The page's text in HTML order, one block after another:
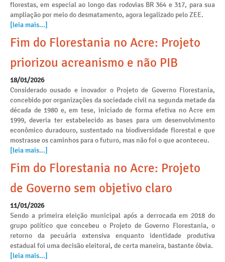
florestas, em especial ao longo das rodovias BR 364 e 317, para sua
ampliação por meio do desmatamento, agora legalizado pelo ZEE.
[leia mais...]
Fim do Florestania no Acre: Projeto
priorizou acreanismo e não PIB
18/01/2026
Considerado ousado e inovador o Projeto de Governo Florestania,
concebido por organizações da sociedade civil na segunda metade da
década de 1980 e, em tese, iniciado de forma efetiva no Acre em
1999, deveria ter estabelecido as bases para um desenvolvimento
econômico duradouro, sustentado na biodiversidade florestal e que
mostrasse os caminhos para o futuro, mas não foi o que aconteceu.
[leia mais...]
Fim do Florestania no Acre: Projeto
de Governo sem objetivo claro
11/01/2026
Sendo a primeira eleição municipal após a derrocada em 2018 do
grupo político que concebeu o Projeto de Governo Florestania, o
retorno da pecuária extensiva enquanto identidade produtiva
estadual foi uma decisão eleitoral, de certa maneira, bastante óbvia.
[leia mais...]